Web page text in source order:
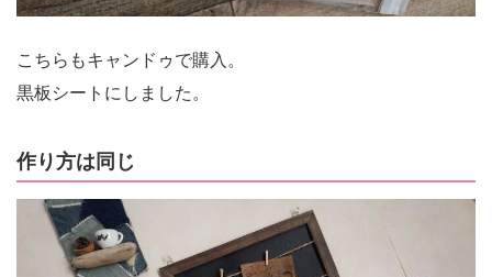
こちらもキャンドゥで購入。
黒板シートにしました。
作り方は同じ